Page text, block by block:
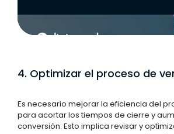
4. Optimizar el proceso de
Es necesario mejorar la eficiencia del
para acortar los tiempos de cierre y
conversión. Esto implica revisar y